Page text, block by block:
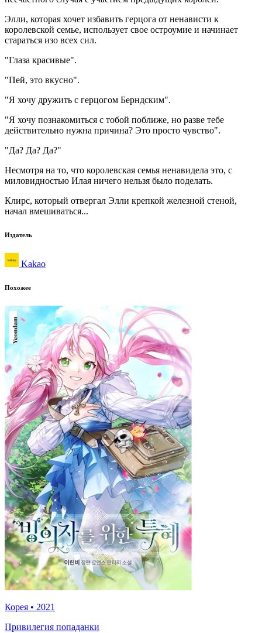
Элли, которая хочет избавить герцога от ненависти к
королевской семье, использует свое остроумие и начинает
стараться изо всех сил.
"Глаза красивые".
"Пей, это вкусно".
"Я хочу дружить с герцогом Берндским".
"Я хочу познакомиться с тобой поближе, но разве тебе
действительно нужна причина? Это просто чувство".
"Да? Да? Да?"
Несмотря на то, что королевская семья ненавидела это, с
миловидностью Илая ничего нельзя было поделать.
Клирс, который отвергал Элли крепкой железной стеной,
начал вмешиваться...
Издатель
Kakao
Похожее
Корея • 2021
Привилегия попаданки